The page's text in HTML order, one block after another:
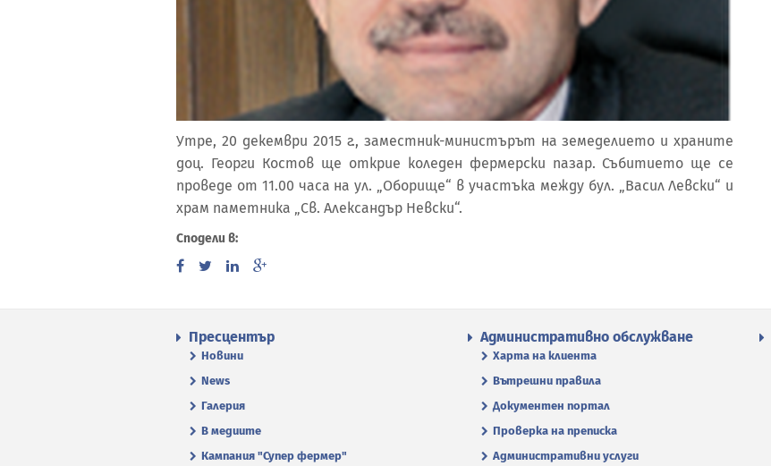
Утре, 20 декември 2015 г., заместник-министърът на земеделието и храните
доц. Георги Костов ще открие коледен фермерски пазар. Събитието ще се
проведе от 11.00 часа на ул. „Оборище“ в участъка между бул. „Васил Левски“ и
храм паметника „Св. Александър Невски“.
Сподели в:
Пресцентър
Новини
News
Галерия
В медиите
Кампания "Супер фермер"
Административно обслужване
Харта на клиента
Вътрешни правила
Документен портал
Проверка на преписка
Административни услуги